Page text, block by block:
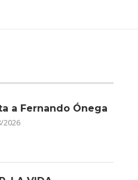
a Fernando Ónega
2026